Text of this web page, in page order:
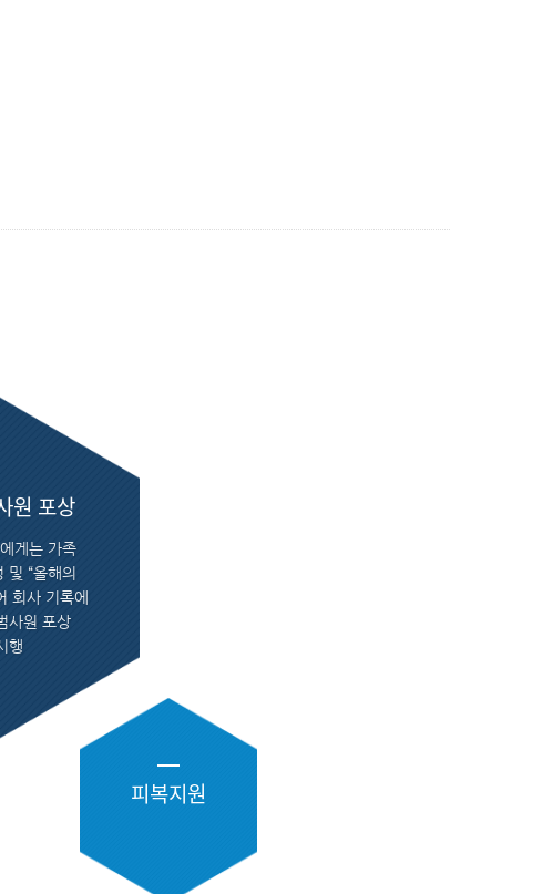
원 포상
게는 가족
및 “올해의
회사 기록에
사원 포상
행
피복지원